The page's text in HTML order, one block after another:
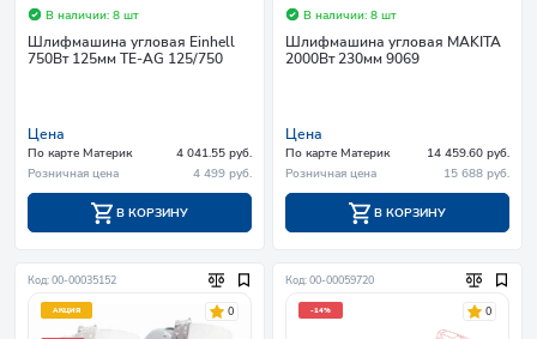
В наличии: 8 шт
Шлифмашина угловая Einhell
750Вт 125мм TE-AG 125/750
Цена
По карте Материк
4 041.55 руб.
Розничная цена
4 499 руб.
В КОРЗИНУ
В наличии: 8 шт
Шлифмашина угловая MAKITA
2000Вт 230мм 9069
Цена
По карте Материк
14 459.60 руб.
Розничная цена
15 688 руб.
В КОРЗИНУ
Код: 00-00035152
АКЦИЯ 0
Код: 00-00059720
-14% 0